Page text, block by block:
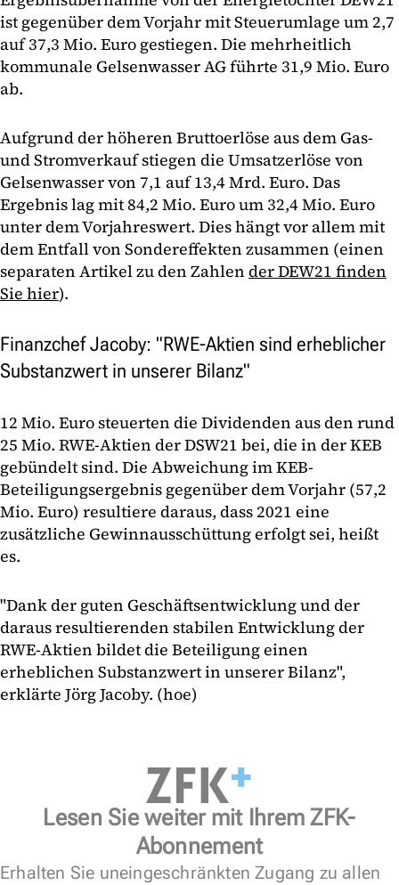
ist gegenüber dem Vorjahr mit Steuerumlage um 2,7
auf 37,3 Mio. Euro gestiegen. Die mehrheitlich
kommunale Gelsenwasser AG führte 31,9 Mio. Euro
ab.
Aufgrund der höheren Bruttoerlöse aus dem Gas-
und Stromverkauf stiegen die Umsatzerlöse von
Gelsenwasser von 7,1 auf 13,4 Mrd. Euro. Das
Ergebnis lag mit 84,2 Mio. Euro um 32,4 Mio. Euro
unter dem Vorjahreswert. Dies hängt vor allem mit
dem Entfall von Sondereffekten zusammen (einen
separaten Artikel zu den Zahlen der DEW21 finden
Sie hier).
Finanzchef Jacoby: "RWE-Aktien sind erheblicher
Substanzwert in unserer Bilanz"
12 Mio. Euro steuerten die Dividenden aus den rund
25 Mio. RWE-Aktien der DSW21 bei, die in der KEB
gebündelt sind. Die Abweichung im KEB-
Beteiligungsergebnis gegenüber dem Vorjahr (57,2
Mio. Euro) resultiere daraus, dass 2021 eine
zusätzliche Gewinnausschüttung erfolgt sei, heißt
es.
"Dank der guten Geschäftsentwicklung und der
daraus resultierenden stabilen Entwicklung der
RWE-Aktien bildet die Beteiligung einen
erheblichen Substanzwert in unserer Bilanz",
erklärte Jörg Jacoby. (hoe)
Lesen Sie weiter mit Ihrem ZFK-
Abonnement
Erhalten Sie uneingeschränkten Zugang zu allen